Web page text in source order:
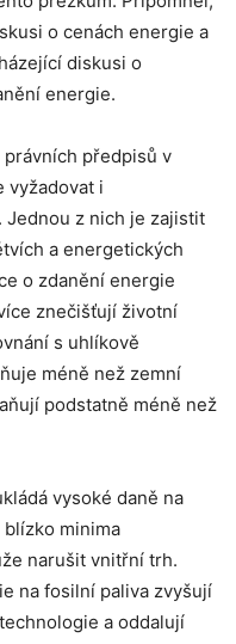
o cenách energie a
diskusi o
energie.
předpisů v
vyžadovat i
Jednou z nich je zajistit
a energetických
o zdanění energie
znečišťují životní
s uhlíkově
méně než zemní
podstatně méně než
vysoké daně na
minima
narušit vnitřní trh.
na fosilní paliva zvyšují
a oddalují